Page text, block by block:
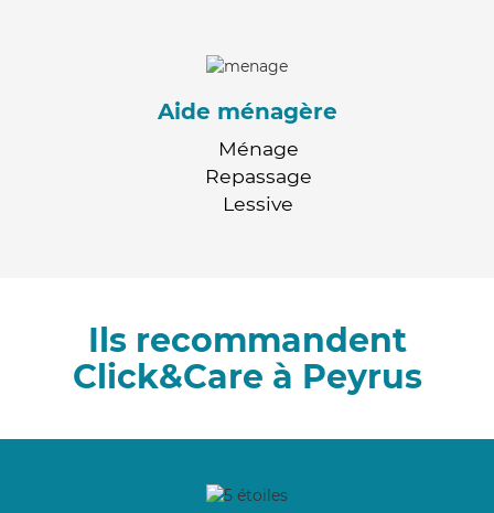
Aide ménagère
Ménage
Repassage
Lessive
Ils recommandent
Click&Care à Peyrus